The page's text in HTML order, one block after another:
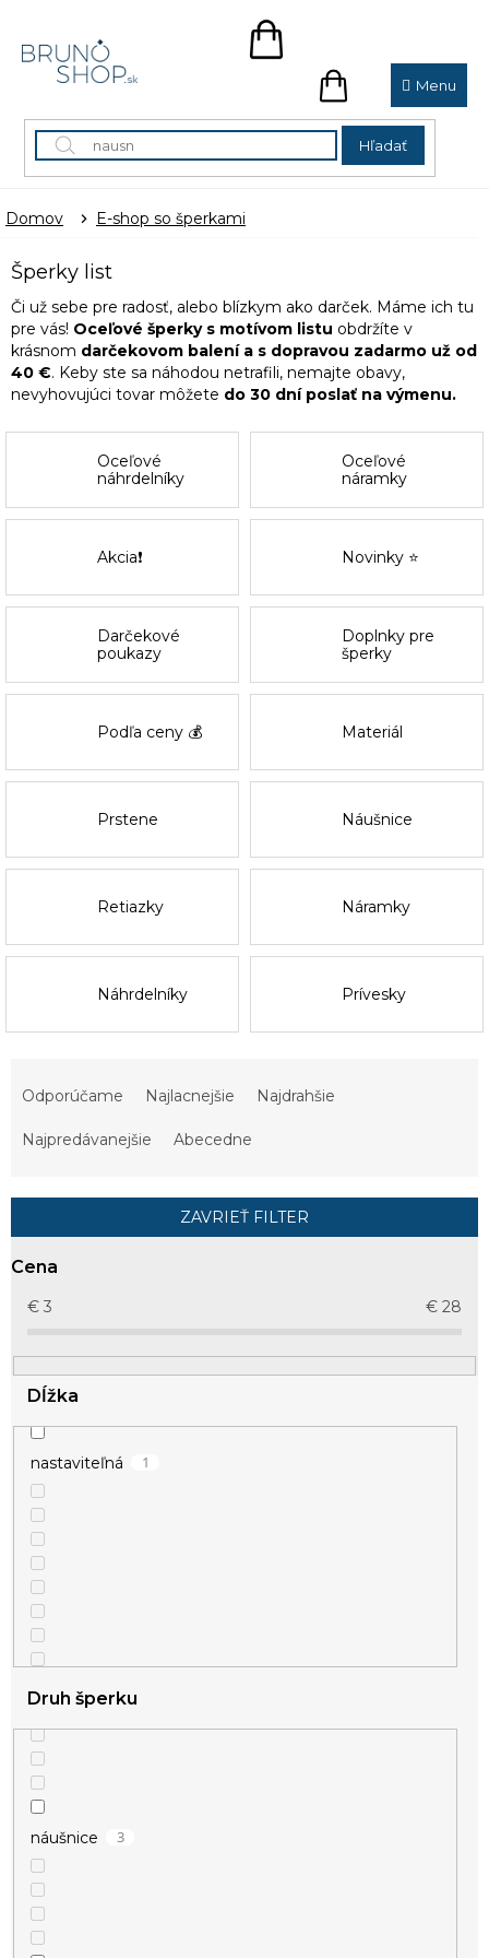
obsah
Hľadať
NÁKUPNÝ
NÁKUPNÝ
KOŠÍK
Domov E-shop so šperkami
Šperky list
Či už sebe pre radosť, alebo blízkym ako darček. Máme ich tu
pre vás! Oceľové šperky s motívom listu obdržíte v
krásnom darčekovom balení a s dopravou zadarmo už od
40 €. Keby ste sa náhodou netrafili, nemajte obavy,
nevyhovujúci tovar môžete do 30 dní poslať na výmenu.
Oceľové
náhrdelníky
Oceľové
náramky
Akcia❗ Novinky ⭐
Darčekové
poukazy
Doplnky pre
šperky
Podľa ceny 💰 Materiál
Prstene Náušnice
Retiazky Náramky
Náhrdelníky Prívesky
p
r
k
t
v
Odporúčame Najlacnejšie Najdrahšie
Najpredávanejšie Abecedne
ZAVRIEŤ FILTER
Cena
€ 3 € 28
Dĺžka
nastaviteľná 1
Druh šperku
náušnice 3